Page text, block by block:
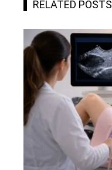
RELATED POSTS